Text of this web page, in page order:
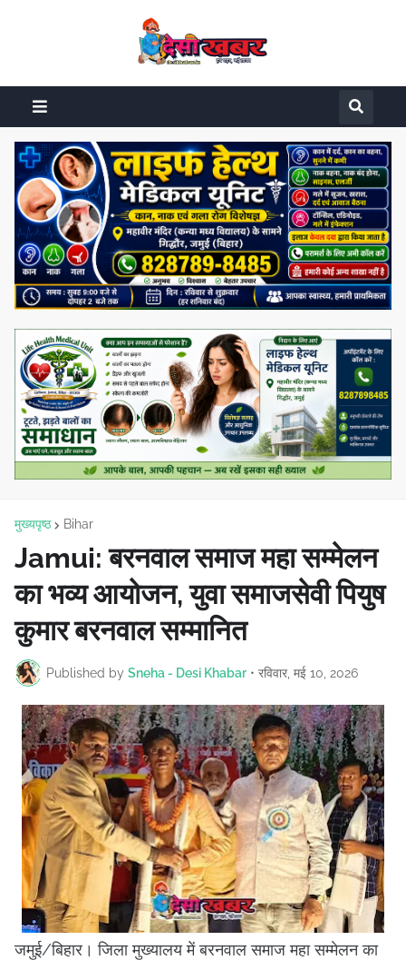
मुख्यपृष्ठ Bihar
Jamui: बरनवाल समाज महा सम्मेलन
का भव्य आयोजन, युवा समाजसेवी पियुष
कुमार बरनवाल सम्मानित
Published by Sneha - Desi Khabar • रविवार, मई 10, 2026
जमुई/बिहार। जिला मुख्यालय में बरनवाल समाज महा सम्मेलन का